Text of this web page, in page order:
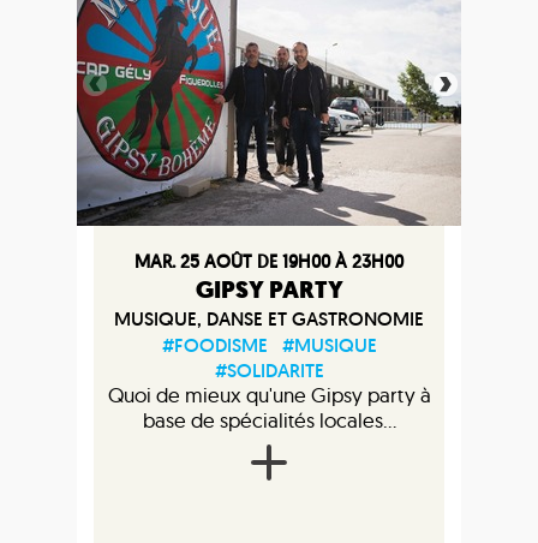
MAR. 25 AOÛT DE 19H00 À 23H00
GIPSY PARTY
MUSIQUE, DANSE ET GASTRONOMIE
#FOODISME
#MUSIQUE
#SOLIDARITE
Quoi de mieux qu'une Gipsy party à
base de spécialités locales...